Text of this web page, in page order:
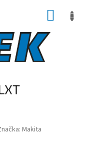
Makita